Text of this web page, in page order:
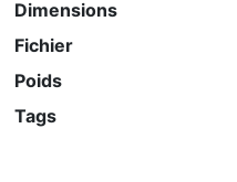
Dimensions
Fichier
Poids
Tags